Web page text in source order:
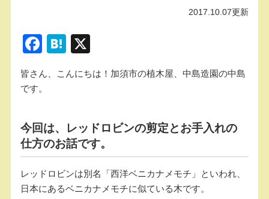
2017.10.07更新
F
c
b
o
o
k
H
e
a
皆さん、こんにちは！加須市の植木屋、中島造園の中島
です。
今回は、レッドロビンの剪定とお手入れの
仕方のお話です。
レッドロビンは別名「西洋ベニカナメモチ」といわれ、
日本にあるベニカナメモチに似ている木です。